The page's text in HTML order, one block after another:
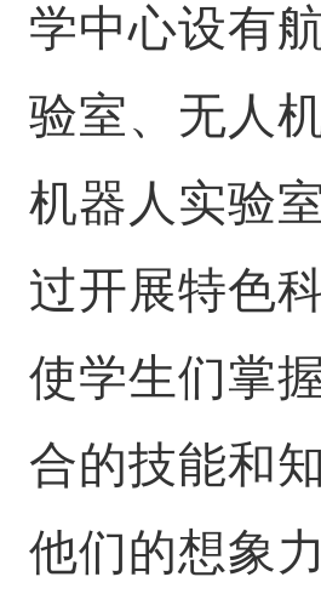
学中心设有
验室、无人
机器人实验
过开展特色
使学生们掌
合的技能和
他们的想象